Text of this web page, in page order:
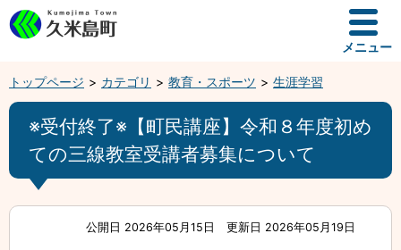
メニュー
トップページ カテゴリ 教育・スポーツ 生涯学習
※受付終了※【町民講座】令和８年度初め
ての三線教室受講者募集について
公開日 2026年05月15日 更新日 2026年05月19日